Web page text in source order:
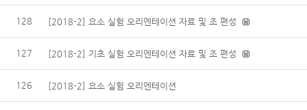
128 [2018-2] 요소 실험 오리엔테이션 자료 및 조 편성
127 [2018-2] 기초 실험 오리엔테이션 자료 및 조 편성
126 [2018-2] 요소 실험 오리엔테이션